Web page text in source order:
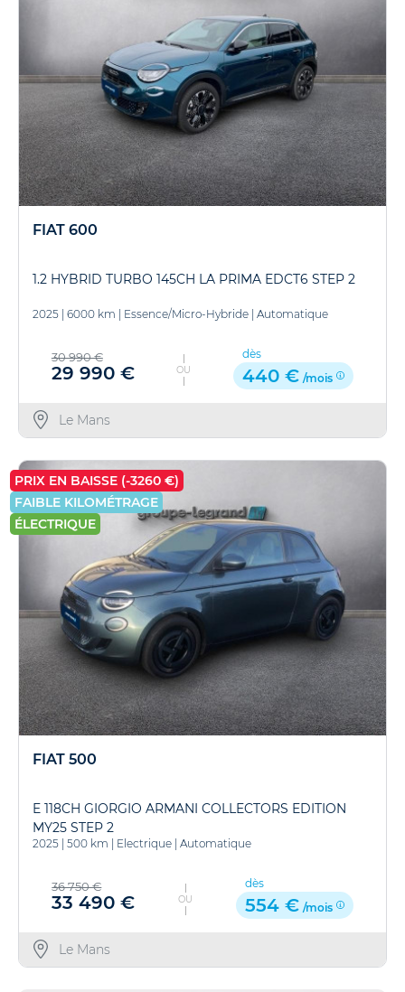
FIAT 600
1.2 HYBRID TURBO 145CH LA PRIMA EDCT6 STEP 2
2025 6000 km Essence/Micro-Hybride Automatique
30 990 €
29 990 € OU
dès
440 € /mois
Le Mans
PRIX EN BAISSE (-3260 €)
FAIBLE KILOMÉTRAGE
ÉLECTRIQUE
FIAT 500
E 118CH GIORGIO ARMANI COLLECTORS EDITION
MY25 STEP 2
2025 500 km Electrique Automatique
36 750 €
33 490 € OU
dès
554 € /mois
Le Mans